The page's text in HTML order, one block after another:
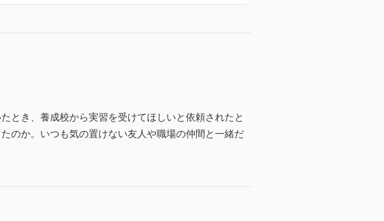
とき、養成校から実習を受けてほしいと依頼されたと
のか。いつも気の置けない友人や職場の仲間と一緒だ